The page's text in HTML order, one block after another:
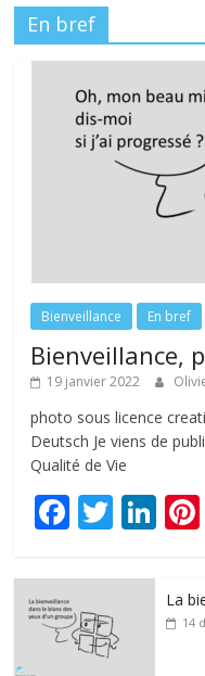
En bref
Bienveillance En bref
Bienveillance,
19 janvier 2022
photo sous licence
Deutsch Je viens de
Qualité de Vie
F
e
b
o
T
itt
er
Li
e
La
14